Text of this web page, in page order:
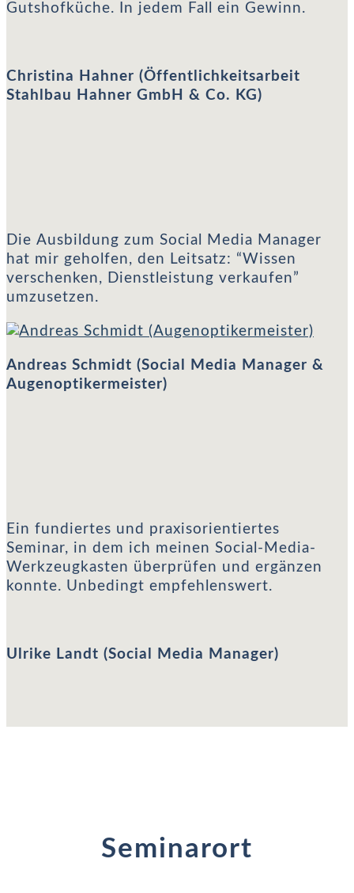
Gutshofküche. In jedem Fall ein Gewinn.
Christina Hahner (Öffentlichkeitsarbeit
Stahlbau Hahner GmbH & Co. KG)
Die Ausbildung zum Social Media Manager
hat mir geholfen, den Leitsatz: “Wissen
verschenken, Dienstleistung verkaufen”
umzusetzen.
Andreas Schmidt (Social Media Manager &
Augenoptikermeister)
Ein fundiertes und praxisorientiertes
Seminar, in dem ich meinen Social-Media-
Werkzeugkasten überprüfen und ergänzen
konnte. Unbedingt empfehlenswert.
Ulrike Landt (Social Media Manager)
Seminarort